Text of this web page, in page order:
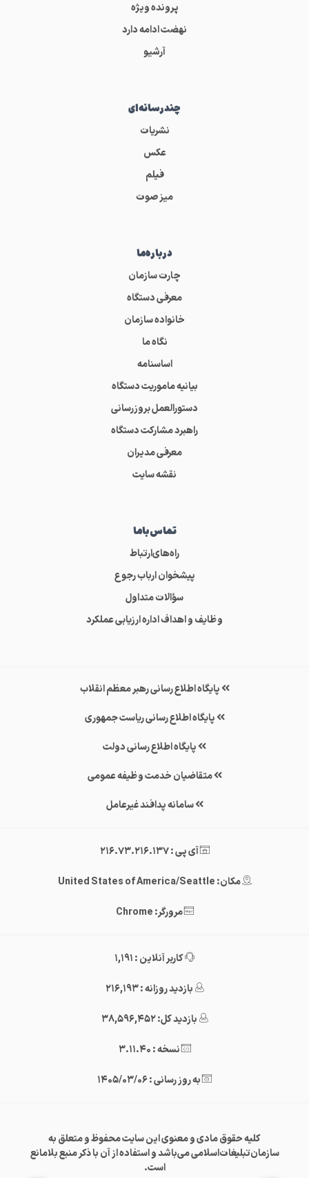
پرونده ویژه
نهضت ادامه دارد
آرشیو
چندرسانه‌ای
نشریات
عکس
فیلم
میز صوت
درباره‌ما
چارت سازمان
معرفی دستگاه
خانواده سازمان
نگاه ما
اساسنامه
بیانیه ماموریت دستگاه
دستورالعمل بروزرسانی
راهبرد مشارکت دستگاه
معرفی مدیران
نقشه سایت
تماس‌باما
راه‌های‌ارتباط
پیشخوان ارباب رجوع
سؤالات متداول
وظایف و اهداف اداره ارزیابی عملکرد
پایگاه اطلاع رسانی رهبر معظم انقلاب
پایگاه اطلاع رسانی ریاست جمهوری
پایگاه اطلاع رسانی دولت
متقاضیان خدمت وظیفه عمومی
سامانه پدافند غیرعامل
آی پی : 216.73.216.137
مکان: United States of America/Seattle
مرورگر: Chrome
کاربر آنلاین : 1,191
بازدید روزانه : 216,193
بازدید کل: 38,596,452
نسخه : 3.11.40
به روز رسانی : 1405/03/06
کلیه حقوق مادی و معنوی این سایت محفوظ و متعلق به
سازمان‌تبلیغات‌اسلامی می‌باشد و استفاده از آن با ذکر منبع بلامانع
است.